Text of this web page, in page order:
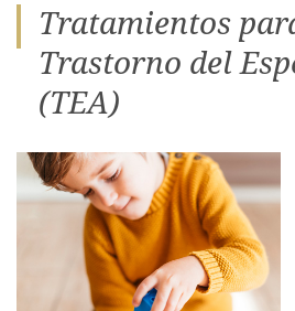
Tratamientos
Trastorno del
(TEA)